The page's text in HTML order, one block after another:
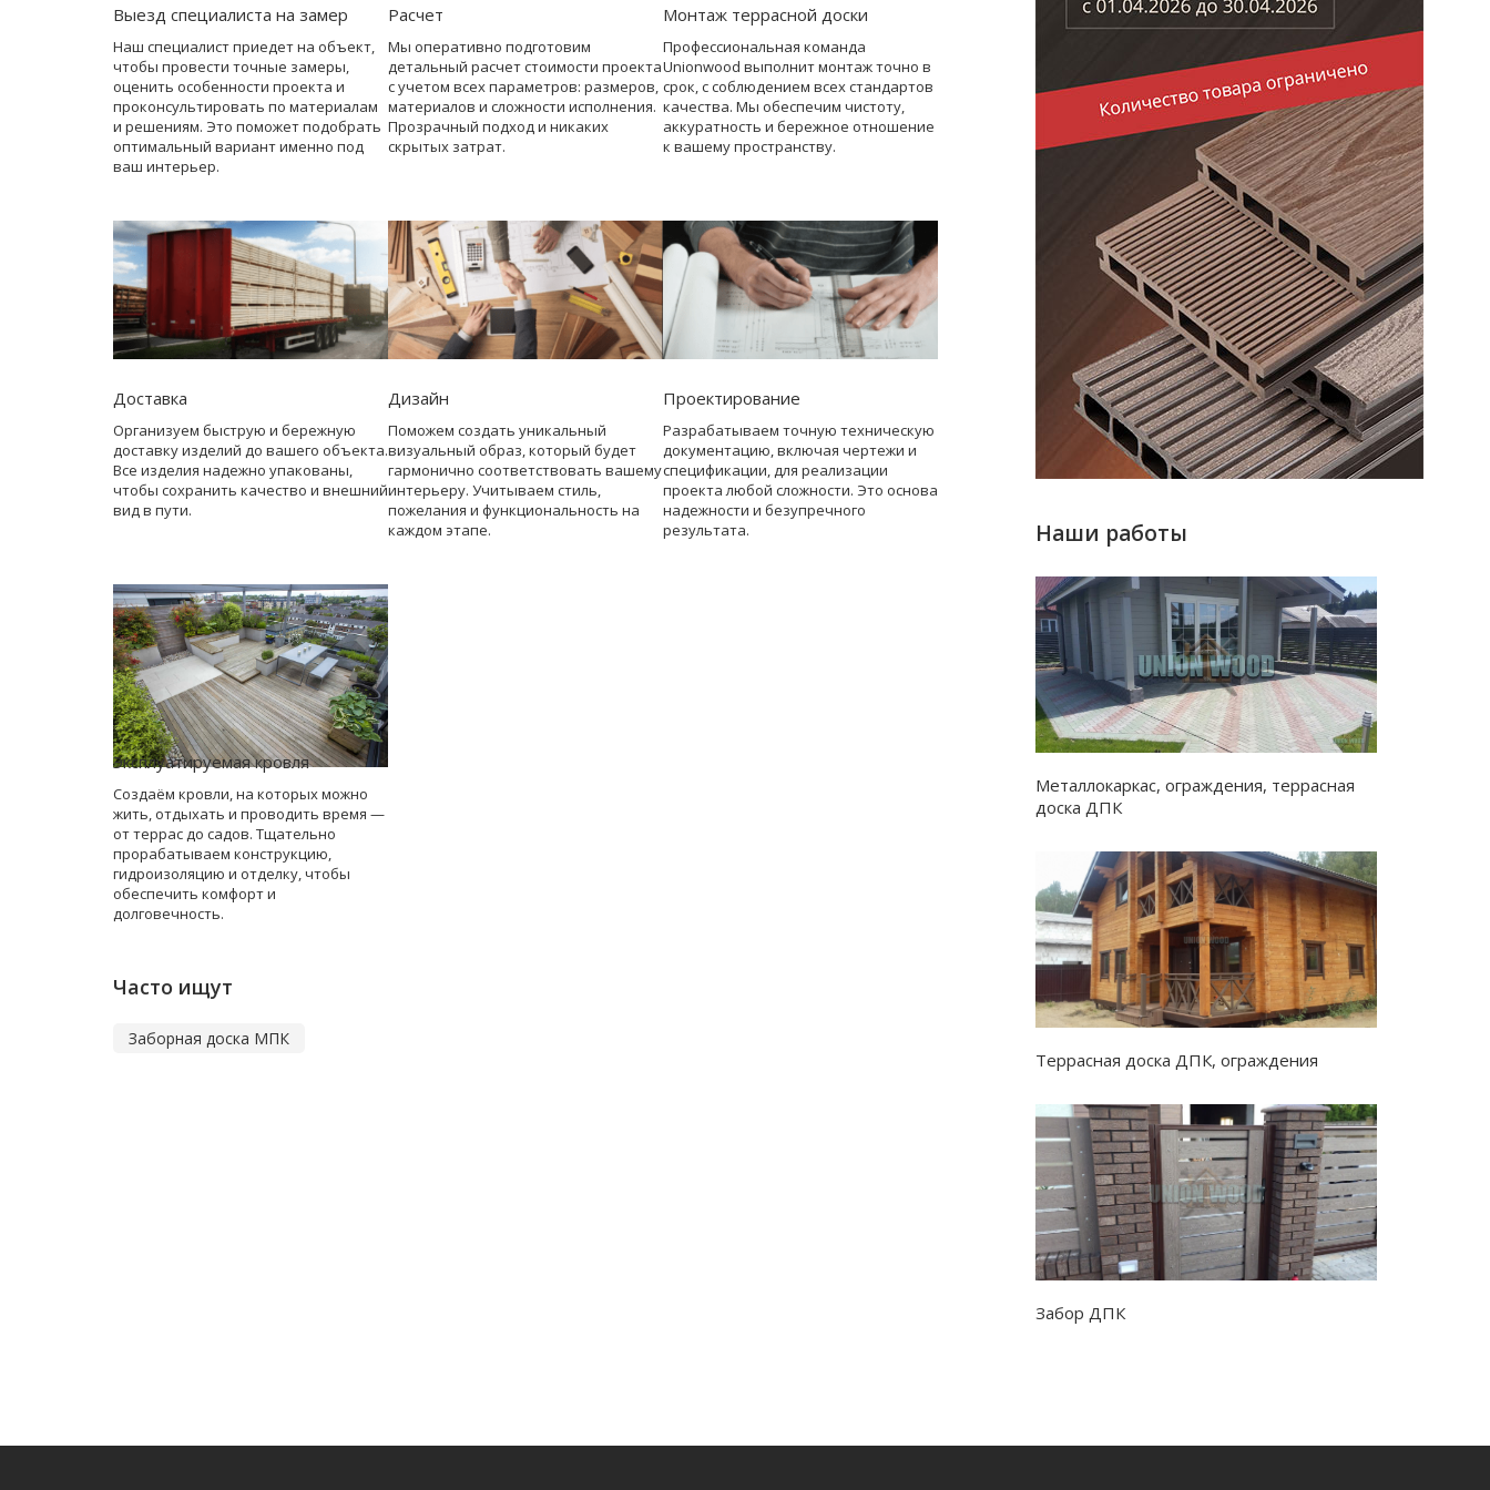
Выезд специалиста на замер
Наш специалист приедет на объект,
чтобы провести точные замеры,
оценить особенности проекта и
проконсультировать по материалам
и решениям. Это поможет подобрать
оптимальный вариант именно под
ваш интерьер.
Расчет
Мы оперативно подготовим
детальный расчет стоимости проекта
с учетом всех параметров: размеров,
материалов и сложности исполнения.
Прозрачный подход и никаких
скрытых затрат.
Монтаж террасной доски
Профессиональная команда
Unionwood выполнит монтаж точно в
срок, с соблюдением всех стандартов
качества. Мы обеспечим чистоту,
аккуратность и бережное отношение
к вашему пространству.
Доставка
Организуем быструю и бережную
доставку изделий до вашего объекта.
Все изделия надежно упакованы,
чтобы сохранить качество и внешний
вид в пути.
Дизайн
Поможем создать уникальный
визуальный образ, который будет
гармонично соответствовать вашему
интерьеру. Учитываем стиль,
пожелания и функциональность на
каждом этапе.
Проектирование
Разрабатываем точную техническую
документацию, включая чертежи и
спецификации, для реализации
проекта любой сложности. Это основа
надежности и безупречного
результата.
Эксплуатируемая кровля
Создаём кровли, на которых можно
жить, отдыхать и проводить время —
от террас до садов. Тщательно
прорабатываем конструкцию,
гидроизоляцию и отделку, чтобы
обеспечить комфорт и
долговечность.
Часто ищут
Заборная доска МПК
Наши работы
Металлокаркас, ограждения, террасная
доска ДПК
Террасная доска ДПК, ограждения
Забор ДПК